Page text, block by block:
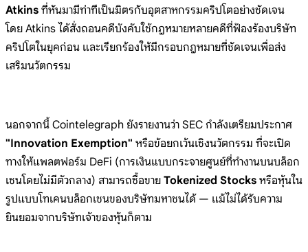
Atkins ที่หันมามีท่าทีเป็นมิตรกับอุตสาหกรรมคริปโตอย่างชัดเจน
โดย Atkins ได้สั่งถอนคดีบังคับใช้กฎหมายหลายคดีที่ฟ้องร้องบริษัท
คริปโตในยุคก่อน และเรียกร้องให้มีกรอบกฎหมายที่ชัดเจนเพื่อส่ง
เสริมนวัตกรรม
นอกจากนี้ Cointelegraph ยังรายงานว่า SEC กำลังเตรียมประกาศ
"Innovation Exemption" หรือข้อยกเว้นเชิงนวัตกรรม ที่จะเปิด
ทางให้แพลตฟอร์ม DeFi (การเงินแบบกระจายศูนย์ที่ทำงานบนบล็อก
เชนโดยไม่มีตัวกลาง) สามารถซื้อขาย Tokenized Stocks หรือหุ้นใน
รูปแบบโทเคนบล็อกเชนของบริษัทมหาชนได้ — แม้ไม่ได้รับความ
ยินยอมจากบริษัทเจ้าของหุ้นก็ตาม